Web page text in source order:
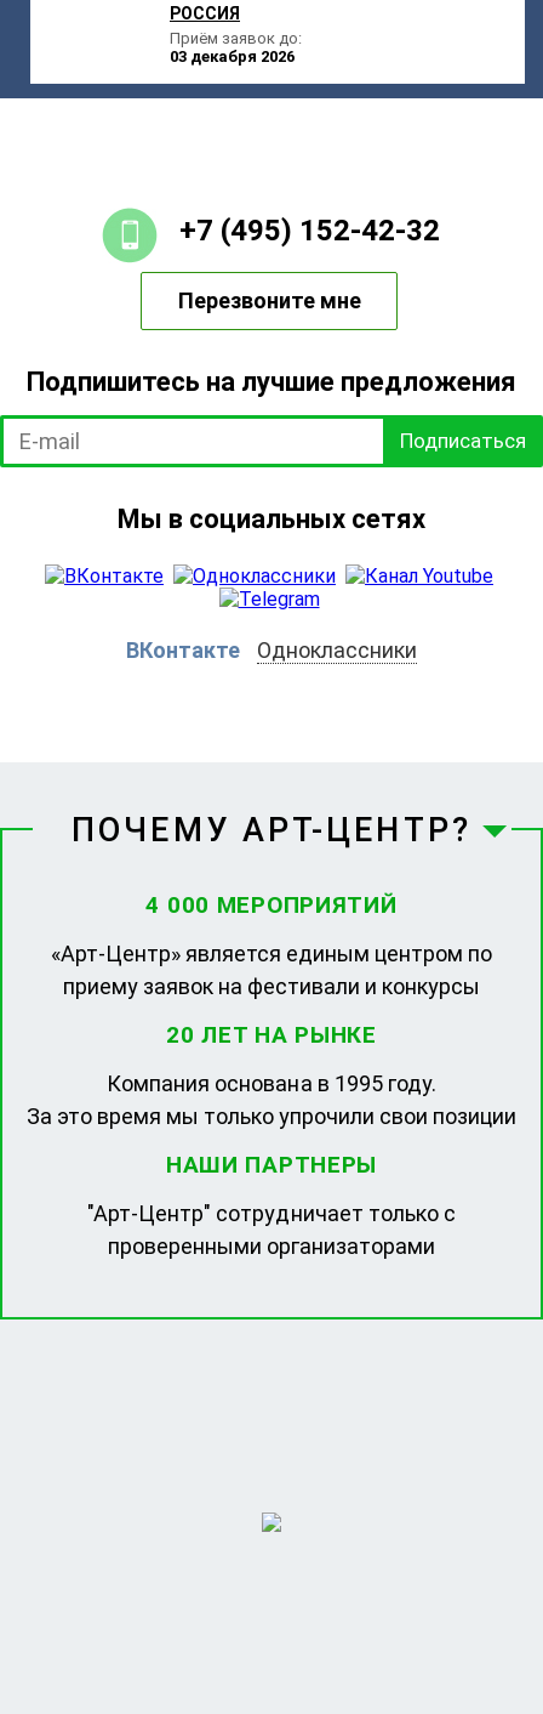
РОССИЯ
Приём заявок до:
03 декабря 2026
+7 (495) 152-42-32
Перезвоните мне
Подпишитесь на лучшие предложения
Подписаться
Мы в социальных сетях
ВКонтакте Одноклассники
ПОЧЕМУ АРТ-ЦЕНТР?
4 000 МЕРОПРИЯТИЙ
«Арт-Центр» является единым центром по
приему заявок на фестивали и конкурсы
20 ЛЕТ НА РЫНКЕ
Компания основана в 1995 году.
За это время мы только упрочили свои позиции
НАШИ ПАРТНЕРЫ
"Арт-Центр" сотрудничает только с
проверенными организаторами